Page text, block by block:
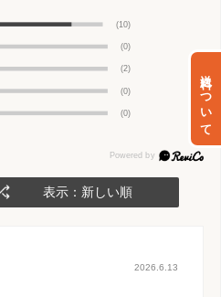
送料について
(10)
(0)
(2)
(0)
(0)
表示：新しい順
2026.6.13